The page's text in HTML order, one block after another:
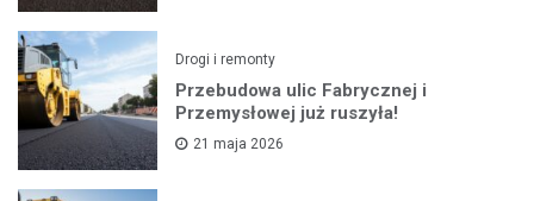
Drogi i remonty
Przebudowa ulic Fabrycznej i
Przemysłowej już ruszyła!
21 maja 2026